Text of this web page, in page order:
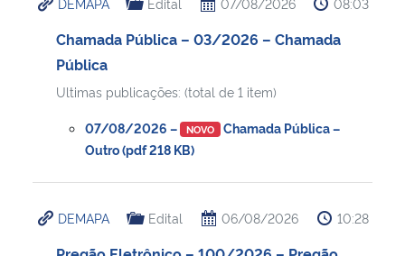
Banco Central do Brasil
Chamada Pública – 03/2026 – Chamada
Pública
Ultimas publicações: (total de 1 item)
07/08/2026 – NOVO Chamada Pública –
Outro (pdf 218 KB)
DEMAPA Edital 06/08/2026 10:28